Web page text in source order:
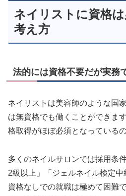
ネイリストに資格
考え方
法的には資格不要だが実務
ネイリストは美容師のような国
は無資格でも働くことができま
格取得がほぼ必須となっている
多くのネイルサロンでは採用条
2級以上」「ジェルネイル検定中
資格なしでの就職は極めて困難